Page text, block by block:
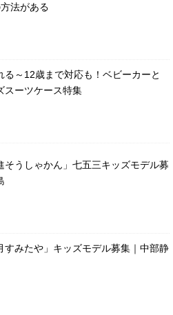
法がある
る～12歳まで対応も！ベビーカーと
スーツケース特集
そうしゃかん」七五三キッズモデル募
すみたや」キッズモデル募集｜中部静